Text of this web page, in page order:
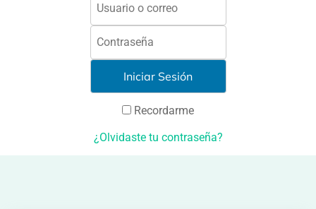
Recordarme
¿Olvidaste tu contraseña?